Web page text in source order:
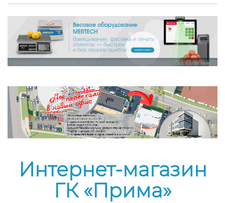
Интернет-магазин
ГК «Прима»